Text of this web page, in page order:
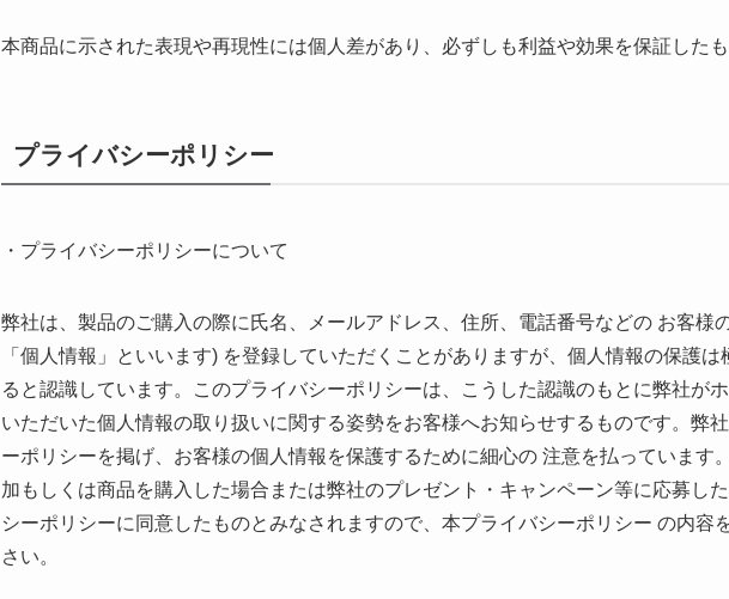
本商品に示された表現や再現性には個人差があり、必ずしも利益や効果を保証したも
プライバシーポリシー
・プライバシーポリシーについて
弊社は、製品のご購入の際に氏名、メールアドレス、住所、電話番号などの お客様
「個人情報」といいます) を登録していただくことがありますが、個人情報の保護
ると認識しています。このプライバシーポリシーは、こうした認識のもとに弊社が
いただいた個人情報の取り扱いに関する姿勢をお客様へお知らせするものです。弊
ーポリシーを掲げ、お客様の個人情報を保護するために細心の 注意を払っています
加もしくは商品を購入した場合または弊社のプレゼント・キャンペーン等に応募し
シーポリシーに同意したものとみなされますので、本プライバシーポリシー の内容
さい。